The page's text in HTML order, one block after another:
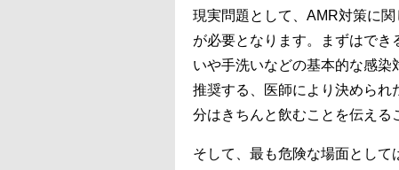
現実問題として、AMR対策に
が必要となります。まずはで
いや手洗いなどの基本的な感
推奨する、医師により決められ
分はきちんと飲むことを伝える
そして、最も危険な場面とし